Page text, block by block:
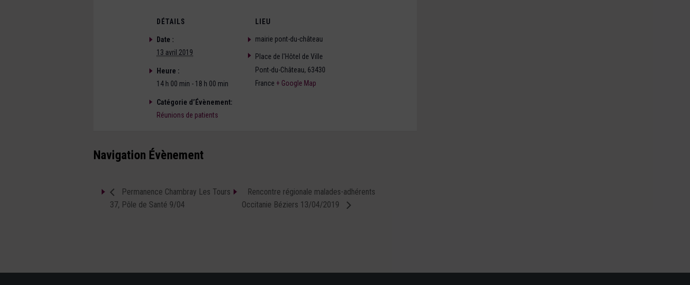
DÉTAILS
Date :
13 avril 2019
Heure :
14 h 00 min - 18 h 00 min
Catégorie d’Évènement:
Réunions de patients
LIEU
mairie pont-du-château
Place de l'Hôtel de Ville
Pont-du-Château, 63430
France + Google Map
Navigation Évènement
Permanence Chambray Les Tours
37, Pôle de Santé 9/04
Rencontre régionale malades-adhérents
Occitanie Béziers 13/04/2019